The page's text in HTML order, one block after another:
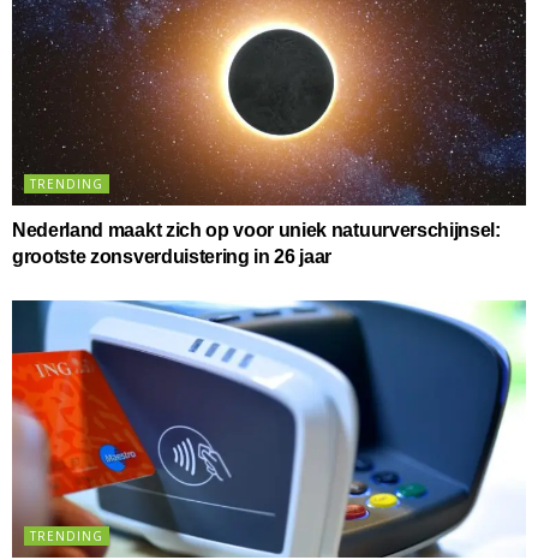
TRENDING
Nederland maakt zich op voor uniek natuurverschijnsel:
grootste zonsverduistering in 26 jaar
TRENDING